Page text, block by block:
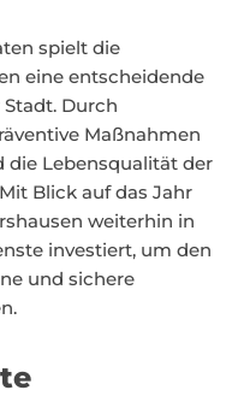
spielt die
eine entscheidende
Durch
Maßnahmen
die Lebensqualität der
Blick auf das Jahr
weiterhin in
investiert, um den
und sichere